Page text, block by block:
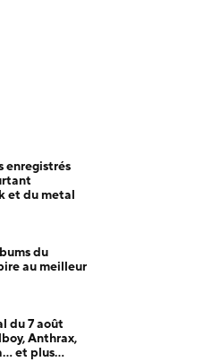
enregistrés
et du metal
du
au meilleur
du 7 août
Anthrax,
et plus